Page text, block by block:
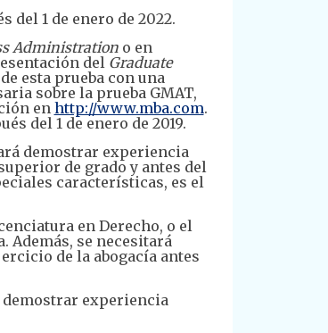
del 1 de enero de 2022.
Administrationo en
del Graduate
esta prueba con una
sobre la prueba GMAT,
en http://www.mba.com.
del 1 de enero de 2019.
demostrar experiencia
de grado y antes del
características, es el
en Derecho, o el
Además, se necesitará
de la abogacía antes
demostrar experiencia